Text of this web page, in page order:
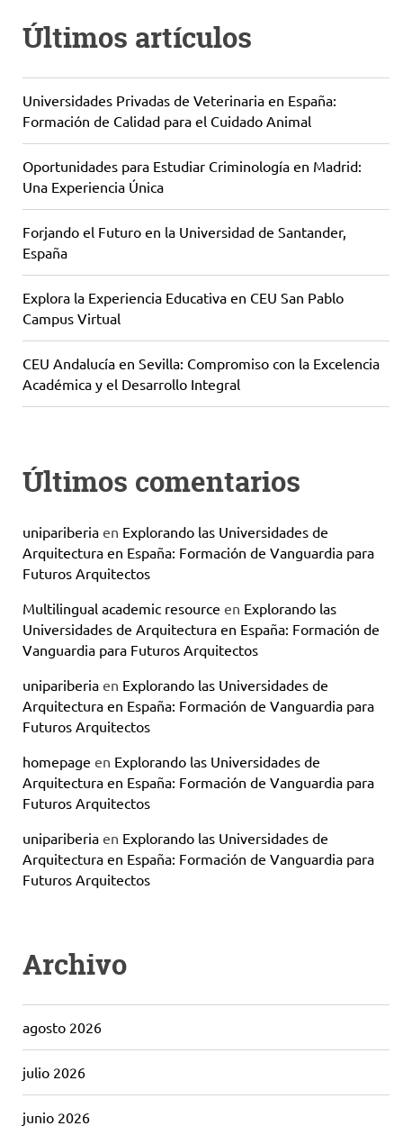
Últimos artículos
Universidades Privadas de Veterinaria en España:
Formación de Calidad para el Cuidado Animal
Oportunidades para Estudiar Criminología en Madrid:
Una Experiencia Única
Forjando el Futuro en la Universidad de Santander,
España
Explora la Experiencia Educativa en CEU San Pablo
Campus Virtual
CEU Andalucía en Sevilla: Compromiso con la Excelencia
Académica y el Desarrollo Integral
Últimos comentarios
unipariberia en Explorando las Universidades de
Arquitectura en España: Formación de Vanguardia para
Futuros Arquitectos
Multilingual academic resource en Explorando las
Universidades de Arquitectura en España: Formación de
Vanguardia para Futuros Arquitectos
unipariberia en Explorando las Universidades de
Arquitectura en España: Formación de Vanguardia para
Futuros Arquitectos
homepage en Explorando las Universidades de
Arquitectura en España: Formación de Vanguardia para
Futuros Arquitectos
unipariberia en Explorando las Universidades de
Arquitectura en España: Formación de Vanguardia para
Futuros Arquitectos
Archivo
agosto 2026
julio 2026
junio 2026